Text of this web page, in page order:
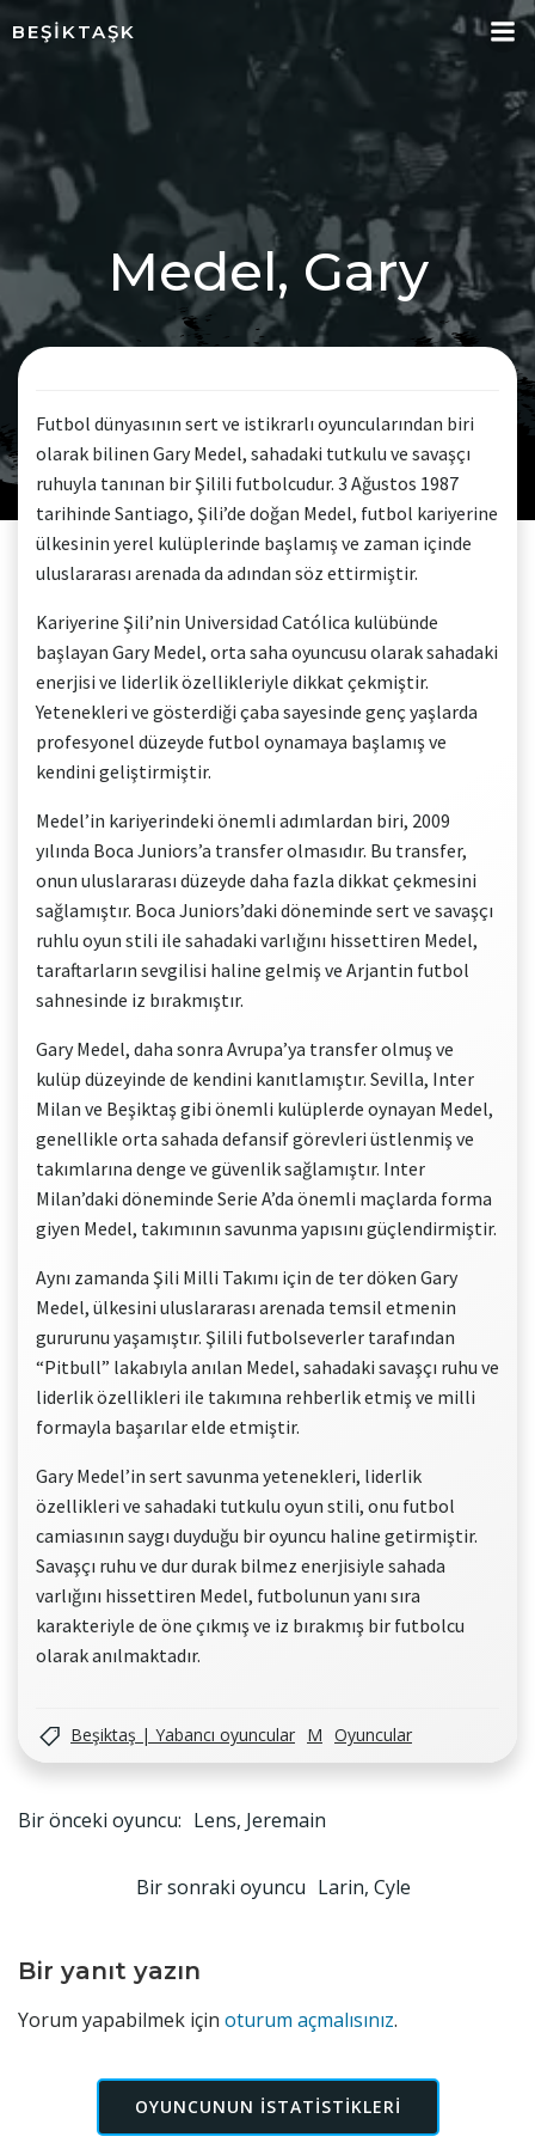
BEŞIKTAŞK
Medel, Gary
Futbol dünyasının sert ve istikrarlı oyuncularından biri
olarak bilinen Gary Medel, sahadaki tutkulu ve savaşçı
ruhuyla tanınan bir Şilili futbolcudur. 3 Ağustos 1987
tarihinde Santiago, Şili’de doğan Medel, futbol kariyerine
ülkesinin yerel kulüplerinde başlamış ve zaman içinde
uluslararası arenada da adından söz ettirmiştir.
Kariyerine Şili’nin Universidad Católica kulübünde
başlayan Gary Medel, orta saha oyuncusu olarak sahadaki
enerjisi ve liderlik özellikleriyle dikkat çekmiştir.
Yetenekleri ve gösterdiği çaba sayesinde genç yaşlarda
profesyonel düzeyde futbol oynamaya başlamış ve
kendini geliştirmiştir.
Medel’in kariyerindeki önemli adımlardan biri, 2009
yılında Boca Juniors’a transfer olmasıdır. Bu transfer,
onun uluslararası düzeyde daha fazla dikkat çekmesini
sağlamıştır. Boca Juniors’daki döneminde sert ve savaşçı
ruhlu oyun stili ile sahadaki varlığını hissettiren Medel,
taraftarların sevgilisi haline gelmiş ve Arjantin futbol
sahnesinde iz bırakmıştır.
Gary Medel, daha sonra Avrupa’ya transfer olmuş ve
kulüp düzeyinde de kendini kanıtlamıştır. Sevilla, Inter
Milan ve Beşiktaş gibi önemli kulüplerde oynayan Medel,
genellikle orta sahada defansif görevleri üstlenmiş ve
takımlarına denge ve güvenlik sağlamıştır. Inter
Milan’daki döneminde Serie A’da önemli maçlarda forma
giyen Medel, takımının savunma yapısını güçlendirmiştir.
Aynı zamanda Şili Milli Takımı için de ter döken Gary
Medel, ülkesini uluslararası arenada temsil etmenin
gururunu yaşamıştır. Şilili futbolseverler tarafından
“Pitbull” lakabıyla anılan Medel, sahadaki savaşçı ruhu ve
liderlik özellikleri ile takımına rehberlik etmiş ve milli
formayla başarılar elde etmiştir.
Gary Medel’in sert savunma yetenekleri, liderlik
özellikleri ve sahadaki tutkulu oyun stili, onu futbol
camiasının saygı duyduğu bir oyuncu haline getirmiştir.
Savaşçı ruhu ve dur durak bilmez enerjisiyle sahada
varlığını hissettiren Medel, futbolunun yanı sıra
karakteriyle de öne çıkmış ve iz bırakmış bir futbolcu
olarak anılmaktadır.
Beşiktaş | Yabancı oyuncular M Oyuncular
Yazı
gezinmesi
Bir önceki oyuncu: Lens, Jeremain
Yazı
Bir sonraki oyuncu Larin, Cyle
Bir yanıt yazın
Yorum yapabilmek için oturum açmalısınız.
OYUNCUNUN ISTATISTIKLERI